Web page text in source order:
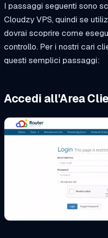
I passaggi seguenti sono
Cloudzy VPS, quindi se
dovrai scoprire come
controllo. Per i nostri cari
questi semplici passaggi:
Accedi all'Area